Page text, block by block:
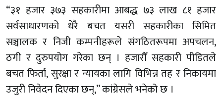
“३१ हजार ३७३ सहकारीमा आबद्ध ७३ लाख ८१ हजार
सर्वसाधारणको धेरै बचत यसरी सहकारीका सिमित
सञ्चालक र निजी कम्पनीहरूले संगठितरूपमा अपचलन,
ठगी र दुरुपयोग गरेका छन् । हजारौँ सहकारी पीडितले
बचत फिर्ता, सुरक्षा र न्यायका लागि विभिन्न तह र निकायमा
उजुरी निवेदन दिएका छन्,” कांग्रेसले भनेको छ ।